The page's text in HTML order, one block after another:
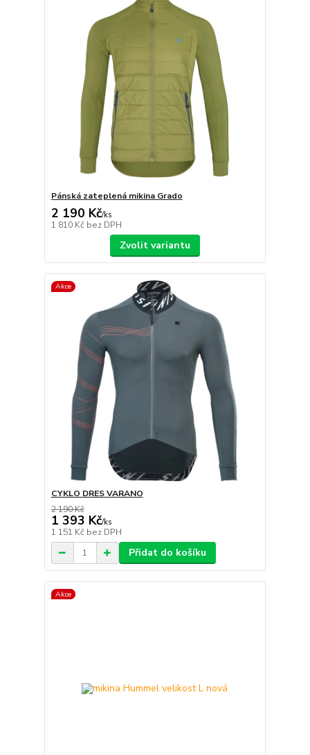
Pánská zateplená mikina Grado
2 190 Kč/ks
1 810 Kč bez DPH
Zvolit variantu
Akce
CYKLO DRES VARANO
2 190 Kč
1 393 Kč/ks
1 151 Kč bez DPH
Přidat do košíku
Akce